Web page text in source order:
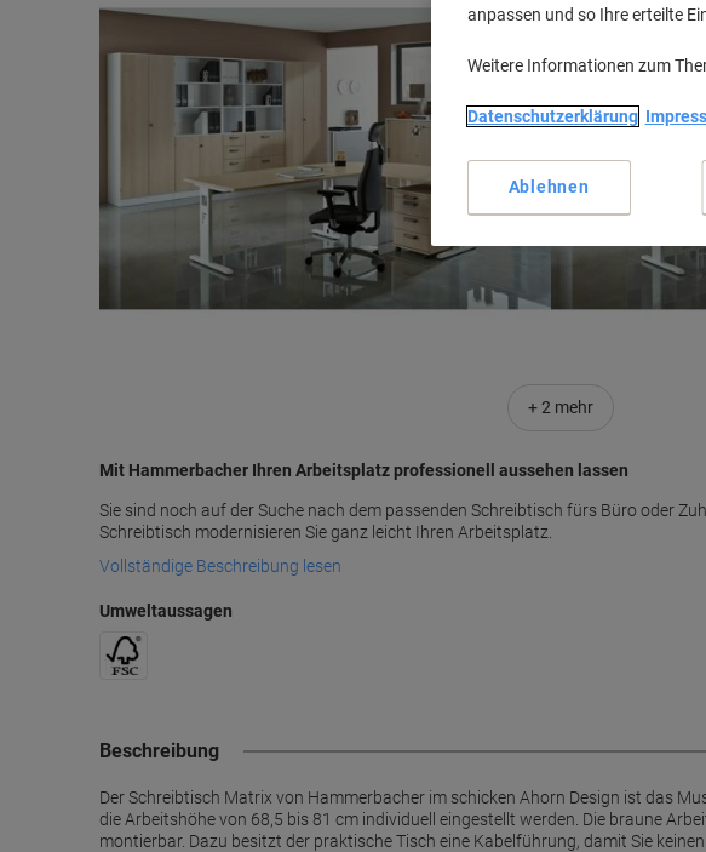
+2 mehr
Mit Hammerbacher Ihren Arbeitsplatz professionell aussehen lassen
Sie sind noch auf der Suche nach dem passenden Schreibtisch fürs Büro oder
Schreibtisch modernisieren Sie ganz leicht Ihren Arbeitsplatz.
Vollständige Beschreibung lesen
Umweltaussagen
Beschreibung
Der Schreibtisch Matrix von Hammerbacher im schicken Ahorn Design ist das
die Arbeitshöhe von 68,5 bis 81 cm individuell eingestellt werden. Die braune
montierbar. Dazu besitzt der praktische Tisch eine Kabelführung, damit Sie
anpassen und so Ihre erteilte
Weitere Informationen zum
Datenschutzerklärung
Ablehnen